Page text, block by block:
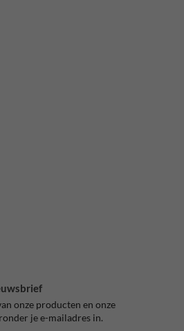
onze producten en onze
je e-mailadres in.